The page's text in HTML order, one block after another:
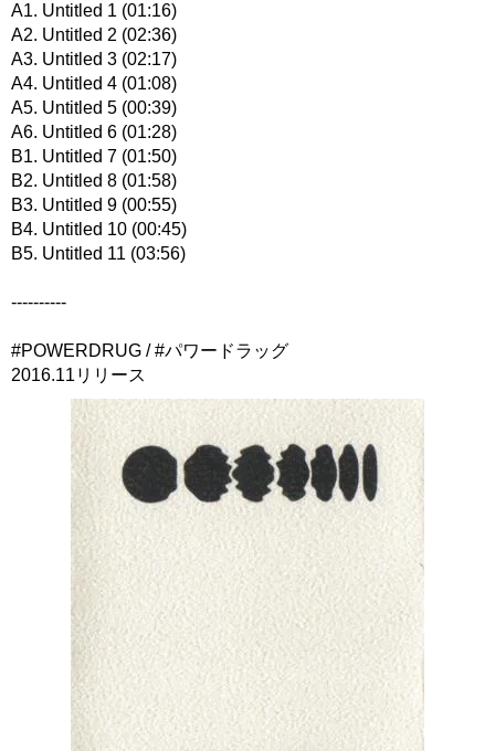
A1. Untitled 1 (01:16)
A2. Untitled 2 (02:36)
A3. Untitled 3 (02:17)
A4. Untitled 4 (01:08)
A5. Untitled 5 (00:39)
A6. Untitled 6 (01:28)
B1. Untitled 7 (01:50)
B2. Untitled 8 (01:58)
B3. Untitled 9 (00:55)
B4. Untitled 10 (00:45)
B5. Untitled 11 (03:56)
----------
#POWERDRUG / #パワードラッグ
2016.11リリース